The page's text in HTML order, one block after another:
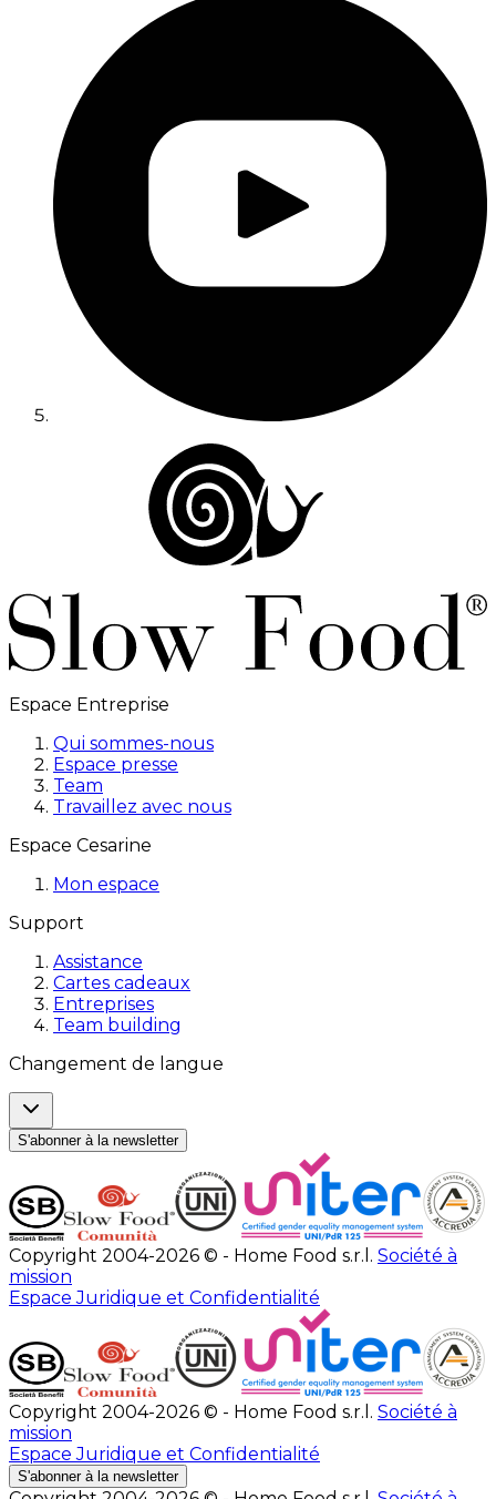
Espace Entreprise
Qui sommes-nous
Espace presse
Team
Travaillez avec nous
Espace Cesarine
Mon espace
Support
Assistance
Cartes cadeaux
Entreprises
Team building
Changement de langue
S'abonner à la newsletter
Copyright 2004-2026 © - Home Food s.r.l. Société à
mission
Espace Juridique et Confidentialité
Copyright 2004-2026 © - Home Food s.r.l. Société à
mission
Espace Juridique et Confidentialité
S'abonner à la newsletter